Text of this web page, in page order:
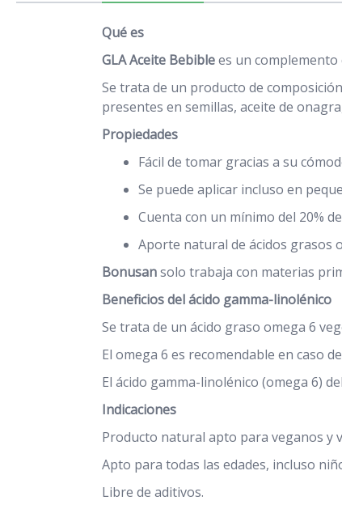
Qué es
GLA Aceite Bebiblees un complemento
Se trata de un producto de
presentes en semillas, aceite de
Propiedades
Fácil de tomar gracias a su
Se puede aplicar incluso en
Cuenta con un mínimo del 20%
Aporte natural de ácidos grasos
Bonusansolo trabaja con materias
Beneficios del ácido gamma-linolénico
Se trata de un ácido graso omega 6
El omega 6 es recomendable en caso
El ácido gamma-linolénico (omega 6)
Indicaciones
Producto natural apto para veganos y
Apto para todas las edades, incluso
Libre de aditivos.